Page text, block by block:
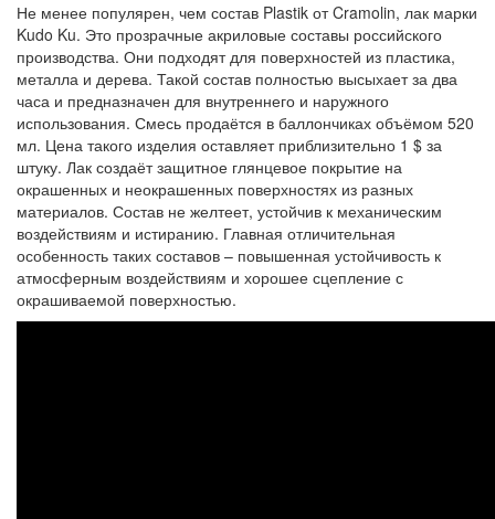
Не менее популярен, чем состав Plastik от Cramolin, лак марки
Kudo Ku. Это прозрачные акриловые составы российского
производства. Они подходят для поверхностей из пластика,
металла и дерева. Такой состав полностью высыхает за два
часа и предназначен для внутреннего и наружного
использования. Смесь продаётся в баллончиках объёмом 520
мл. Цена такого изделия оставляет приблизительно 1 $ за
штуку. Лак создаёт защитное глянцевое покрытие на
окрашенных и неокрашенных поверхностях из разных
материалов. Состав не желтеет, устойчив к механическим
воздействиям и истиранию. Главная отличительная
особенность таких составов – повышенная устойчивость к
атмосферным воздействиям и хорошее сцепление с
окрашиваемой поверхностью.